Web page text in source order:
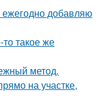
добавляю
такое же
метод.
на участке,